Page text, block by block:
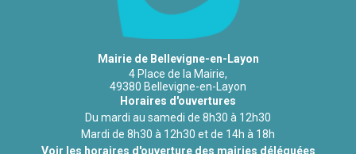
Mairie de Bellevigne-en-Layon
4 Place de la Mairie,
49380 Bellevigne-en-Layon
Horaires d'ouvertures
Du mardi au samedi de 8h30 à 12h30
Mardi de 8h30 à 12h30 et de 14h à 18h
Voir les horaires d'ouverture des mairies déléguées